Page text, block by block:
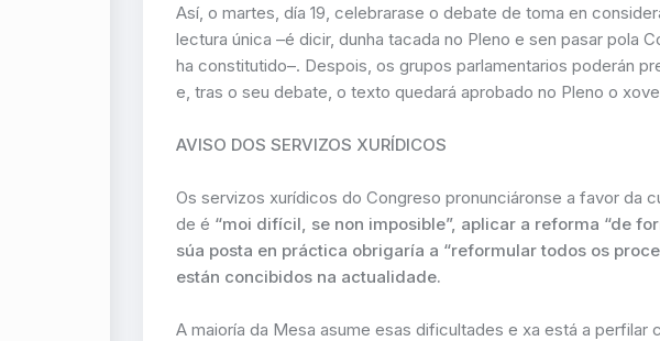
Así, o martes, día 19, celebrarase o debate de toma en
lectura única –é dicir, dunha tacada no Pleno e sen pasar pola
ha constitutido–. Despois, os grupos parlamentarios poderán
e, tras o seu debate, o texto quedará aprobado no Pleno o
AVISO DOS SERVIZOS XURÍDICOS
Os servizos xurídicos do Congreso pronunciáronse a favor da
de é “moi difícil, se non imposible”, aplicar a reforma “de
súa posta en práctica obrigaría a “reformular todos os
están concibidos na actualidade.
A maioría da Mesa asume esas dificultades e xa está a perfilar